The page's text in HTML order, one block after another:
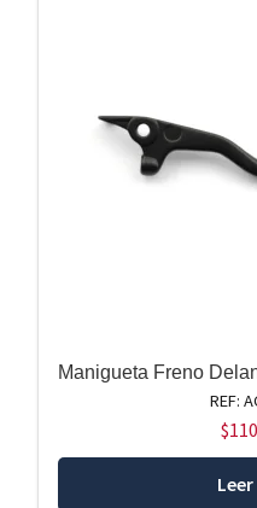
Manigueta Freno
REF:
$